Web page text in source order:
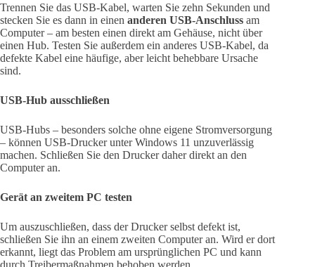
Trennen Sie das USB-Kabel, warten Sie zehn Sekunden und
stecken Sie es dann in einen anderen USB-Anschluss am
Computer – am besten einen direkt am Gehäuse, nicht über
einen Hub. Testen Sie außerdem ein anderes USB-Kabel, da
defekte Kabel eine häufige, aber leicht behebbare Ursache
sind.
USB-Hub ausschließen
USB-Hubs – besonders solche ohne eigene Stromversorgung
– können USB-Drucker unter Windows 11 unzuverlässig
machen. Schließen Sie den Drucker daher direkt an den
Computer an.
Gerät an zweitem PC testen
Um auszuschließen, dass der Drucker selbst defekt ist,
schließen Sie ihn an einem zweiten Computer an. Wird er dort
erkannt, liegt das Problem am ursprünglichen PC und kann